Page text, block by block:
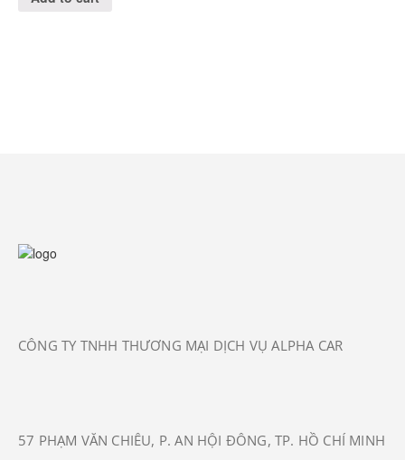
CÔNG TY TNHH THƯƠNG MẠI DỊCH VỤ ALPHA CAR
57 PHẠM VĂN CHIÊU, P. AN HỘI ĐÔNG, TP. HỒ CHÍ MINH